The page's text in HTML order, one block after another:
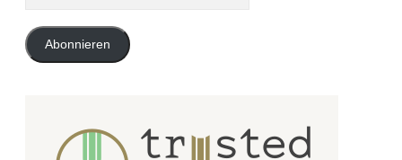
Abonnieren